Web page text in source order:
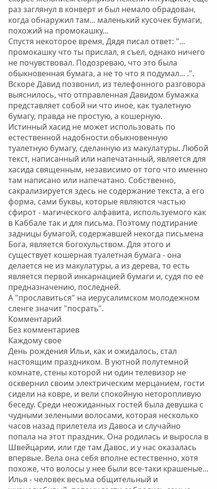
раз заглянул в конверт и был немало обрадован,
когда обнаружил там... маленький кусочек бумаги,
похожий на промокашку...
Спустя некоторое время, Дядя писал ответ: "...
промокашку что ты прислал, я съел, однако ничего
не почувствовал. Подозреваю, что это была
обыкновенная бумага, а не то что я подумал... .".
Вскоре Давид позвонил, из телефонного разговора
выяснилось, что отправленная Давидом бумажка
представляет собой ни что иное, как туалетную
бумагу, правда не простую, а кошерную.
Истинный хасид не может использовать по
естественной надобности обыкновенную
туалетную бумагу, сделанную из макулатуры. Любой
текст, написанный или напечатанный, является для
хасида священным, независимо от того что именно
там написано или напечатано. Собственно,
сакрализируется здесь не содержание текста, а его
форма, сами буквы, которые являются частью
сфирот - магического алфавита, используемого как
в Каббале так и для письма. Поэтому подтирание
задницы бумагой, содержавшей некогда письмена
Бога, является богохульством. Для этого и
существует кошерная туалетная бумага - она
делается не из макулатуры, а из дерева, то есть
является первой инкарнацией бумаги и, судя по ее
предназначению, последней.
А "прославиться" на иерусалимском молодежном
сленге значит "посрать".
Комментарий
Без комментариев
Каждому свое
День рождения Ильи, как и ожидалось, стал
настоящим праздником. В уютной полутемной
комнате, стены которой ни один телевизор не
осквернил своим электрическим мерцанием, гости
сидели на ковре, и вели спокойную неторопливую
беседу. Среди неожиданных гостей была девушка с
чудными зелеными волосами, которая несколько
часов назад прилетела из Давоса и случайно
попала на этот праздник. Она родилась и выросла в
Швейцарии, или где там Давос, и у нас оказалась
впервые. Вела она себя вполне естественно, хотя
похоже, что волосы у нее были все-таки крашеные...
Илья - человек весьма общительный и